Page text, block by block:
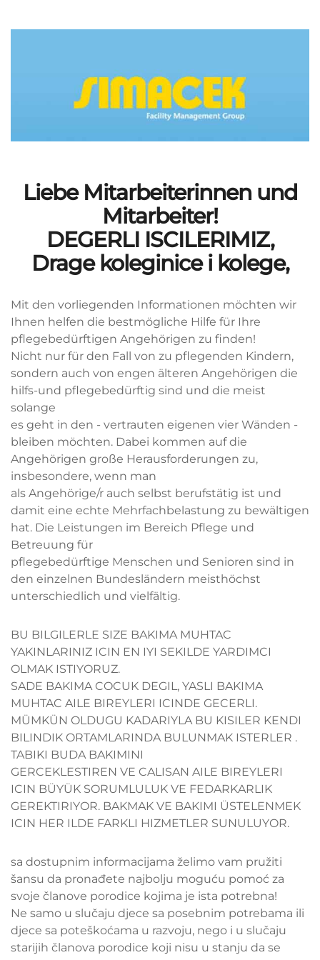
Liebe Mitarbeiterinnen und
Mitarbeiter!
DEGERLI ISCILERIMIZ,
Drage koleginice i kolege,
Mit den vorliegenden Informationen möchten wir
Ihnen helfen die bestmögliche Hilfe für Ihre
pflegebedürftigen Angehörigen zu finden!
Nicht nur für den Fall von zu pflegenden Kindern,
sondern auch von engen älteren Angehörigen die
hilfs-und pflegebedürftig sind und die meist
solange
es geht in den - vertrauten eigenen vier Wänden -
bleiben möchten. Dabei kommen auf die
Angehörigen große Herausforderungen zu,
insbesondere, wenn man
als Angehörige/r auch selbst berufstätig ist und
damit eine echte Mehrfachbelastung zu bewältigen
hat. Die Leistungen im Bereich Pflege und
Betreuung für
pflegebedürftige Menschen und Senioren sind in
den einzelnen Bundesländern meisthöchst
unterschiedlich und vielfältig.
BU BILGILERLE SIZE BAKIMA MUHTAC
YAKINLARINIZ ICIN EN IYI SEKILDE YARDIMCI
OLMAK ISTIYORUZ.
SADE BAKIMA COCUK DEGIL, YASLI BAKIMA
MUHTAC AILE BIREYLERI ICINDE GECERLI.
MÜMKÜN OLDUGU KADARIYLA BU KISILER KENDI
BILINDIK ORTAMLARINDA BULUNMAK ISTERLER .
TABIKI BUDA BAKIMINI
GERCEKLESTIREN VE CALISAN AILE BIREYLERI
ICIN BÜYÜK SORUMLULUK VE FEDARKARLIK
GEREKTIRIYOR. BAKMAK VE BAKIMI ÜSTELENMEK
ICIN HER ILDE FARKLI HIZMETLER SUNULUYOR.
sa dostupnim informacijama želimo vam pružiti
šansu da pronađete najbolju moguću pomoć za
svoje članove porodice kojima je ista potrebna!
Ne samo u slučaju djece sa posebnim potrebama ili
djece sa poteškoćama u razvoju, nego i u slučaju
starijih članova porodice koji nisu u stanju da se